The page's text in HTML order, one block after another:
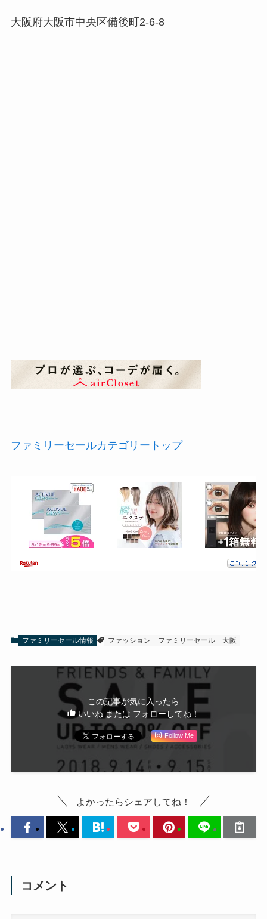
大阪府大阪市中央区備後町2-6-8
ファミリーセールカテゴリートップ
ファミリーセール情報 ファッション ファミリーセール 大阪
この記事が気に入ったら
いいね または フォローしてね！
Follow Me
よかったらシェアしてね！
コメント